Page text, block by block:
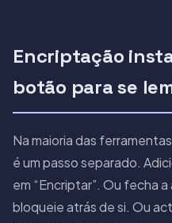
Encriptação
botão para se
Na maioria das
é um passo separado.
em “Encriptar”. Ou fecha
bloqueie atrás de si. Ou